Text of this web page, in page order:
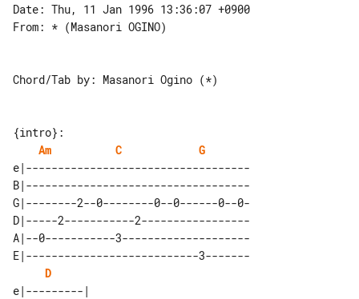
Date: Thu, 11 Jan 1996 13:36:07 +0900
From: * (Masanori OGINO)
Chord/Tab by: Masanori Ogino (*)
{intro}:
Am
C
G
e|-----------------------------------
B|-----------------------------------
G|--------2--0--------0--0------0--0-
D|-----2-----------2-----------------
A|--0-----------3--------------------
E|---------------------------3-------
D
e|---------|